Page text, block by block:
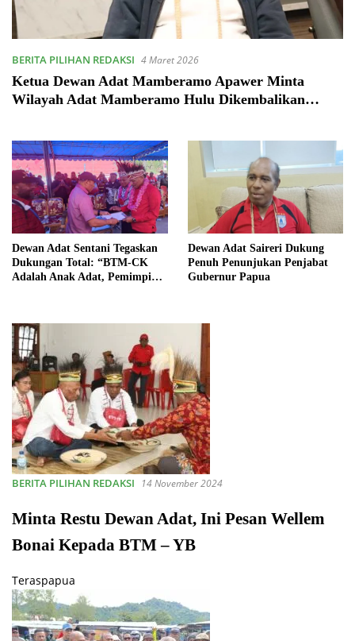
BERITA PILIHAN REDAKSI 4 Maret 2026
Ketua Dewan Adat Mamberamo Apawer Minta
Wilayah Adat Mamberamo Hulu Dikembalikan
Dewan Adat Sentani Tegaskan
Dukungan Total: “BTM-CK
Adalah Anak Adat, Pemimpin
Dewan Adat Saireri Dukung
Penuh Penunjukan Penjabat
Gubernur Papua
BERITA PILIHAN REDAKSI 14 November 2024
Minta Restu Dewan Adat, Ini Pesan Wellem
Bonai Kepada BTM – YB
Teraspapua